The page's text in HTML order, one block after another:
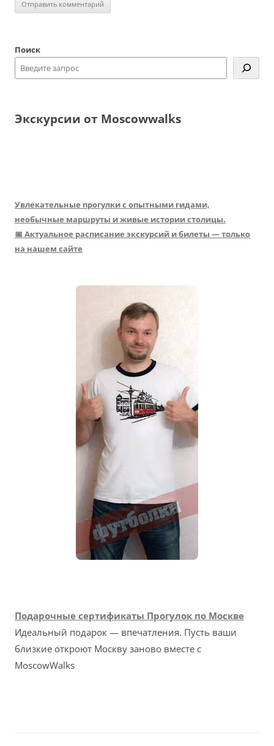
Поиск
Экскурсии от Moscowwalks
Увлекательные прогулки с опытными гидами,
необычные маршруты и живые истории столицы.
📅 Актуальное расписание экскурсий и билеты — только
на нашем сайте
Подарочные сертификаты Прогулок по Москве
Идеальный подарок — впечатления. Пусть ваши
близкие откроют Москву заново вместе с
MoscowWalks